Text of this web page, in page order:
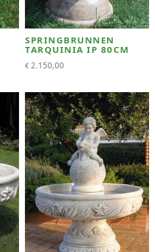
SPRINGBRUNNEN
TARQUINIA IP 80CM
€ 2.150,00